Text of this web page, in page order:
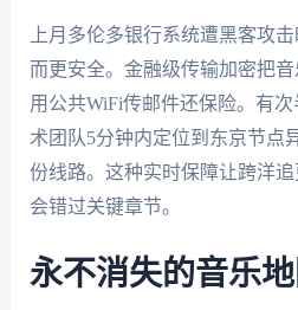
上月多伦多银行系统遭黑客攻
而更安全。金融级传输加密把
用公共WiFi传邮件还保险。有
术团队5分钟内定位到东京节点
份线路。这种实时保障让跨洋
会错过关键章节。
永不消失的音乐地